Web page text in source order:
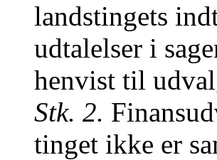
landstingets
udtalelser i
henvist til
Stk. 2.
tinget ikke er